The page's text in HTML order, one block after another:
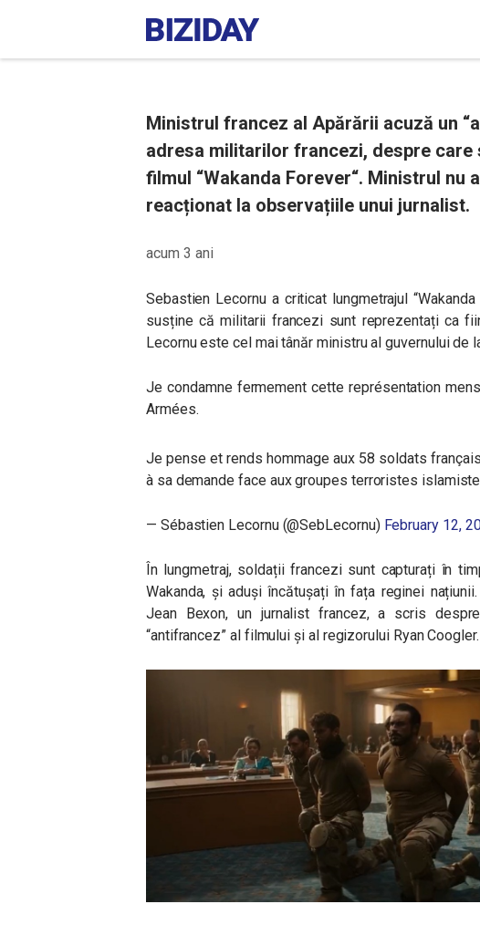
Ministrul francez al Apărării acuză un
adresa militarilor francezi, despre care
filmul “Wakanda Forever“. Ministrul nu
reacționat la observațiile unui jurnalist.
acum 3 ani
Sebastien Lecornu a criticat lungmetrajul“
susține că militarii francezi sunt reprezentați ca
Lecornu este cel mai tânăr ministru al guvernului de
Je condamne fermement cette représentation
Armées.
Je pense et rends hommage aux 58 soldats
à sa demande face aux groupes terroristes
— Sébastien Lecornu (@SebLecornu) February 12,
În lungmetraj, soldații francezi sunt capturați în
Wakanda, și aduși încătușați în fața reginei
Jean Bexon, un jurnalist francez, a scris
“antifrancez” al filmului și al regizorului Ryan Coogler.